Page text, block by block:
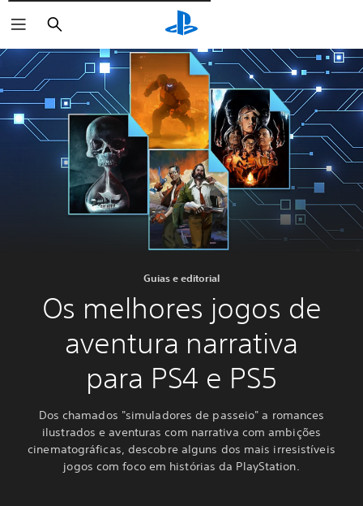
Pesquisar
Guias e editorial
Os melhores jogos de
aventura narrativa
para PS4 e PS5
Dos chamados "simuladores de passeio" a romances
ilustrados e aventuras com narrativa com ambições
cinematográficas, descobre alguns dos mais irresistíveis
jogos com foco em histórias da PlayStation.